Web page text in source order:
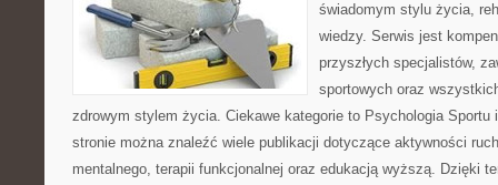
świadomym stylu życia,
wiedzy. Serwis jest
przyszłych specjalistów,
sportowych oraz
zdrowym stylem życia. Ciekawe kategorie to Psychologia Sportu
stronie można znaleźć wiele publikacji dotyczące aktywności
mentalnego, terapii funkcjonalnej oraz edukacją wyższą. Dzięki